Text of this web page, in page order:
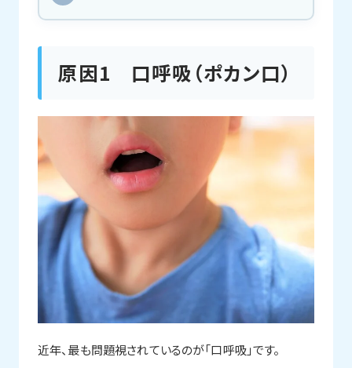
原因1 口呼吸（ポカン口）
近年、最も問題視されているのが「口呼吸」です。